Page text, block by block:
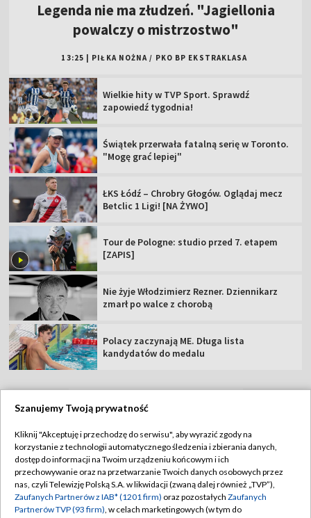
Legenda nie ma złudzeń. "Jagiellonia
powalczy o mistrzostwo"
13:25 PIŁKA NOŻNA / PKO BP EKSTRAKLASA
Wielkie hity w TVP Sport. Sprawdź
zapowiedź tygodnia!
Świątek przerwała fatalną serię w Toronto.
"Mogę grać lepiej"
ŁKS Łódź – Chrobry Głogów. Oglądaj mecz
Betclic 1 Ligi! [NA ŻYWO]
Tour de Pologne: studio przed 7. etapem
[ZAPIS]
Nie żyje Włodzimierz Rezner. Dziennikarz
zmarł po walce z chorobą
Polacy zaczynają ME. Długa lista
kandydatów do medalu
Abonament TVP
Sklep TVP
Biuro Reklamy
Regulamin TVP
Polityka prywatności
Moje zgody
Szanujemy Twoją prywatność
Kliknij "Akceptuję i przechodzę do serwisu", aby wyrazić zgody na
korzystanie z technologii automatycznego śledzenia i zbierania danych,
dostęp do informacji na Twoim urządzeniu końcowym i ich
przechowywanie oraz na przetwarzanie Twoich danych osobowych przez
nas, czyli Telewizję Polską S.A. w likwidacji (zwaną dalej również „TVP”),
Zaufanych Partnerów z IAB* (1201 firm) oraz pozostałych Zaufanych
Partnerów TVP (93 firm), w celach marketingowych (w tym do